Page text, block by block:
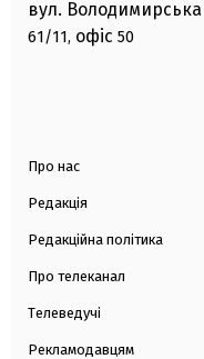
вул. Володимирська
61/11, офіс 50
Про нас
Редакція
Редакційна політика
Про телеканал
Телеведучі
Рекламодавцям